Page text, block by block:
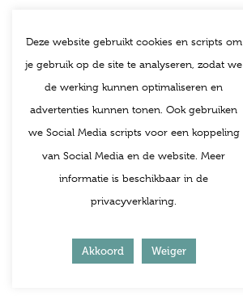
Deze website gebruikt cookies en scripts om
je gebruik op de site te analyseren, zodat we
de werking kunnen optimaliseren en
advertenties kunnen tonen. Ook gebruiken
we Social Media scripts voor een koppeling
van Social Media en de website. Meer
informatie is beschikbaar in de
privacyverklaring.
Akkoord Weiger